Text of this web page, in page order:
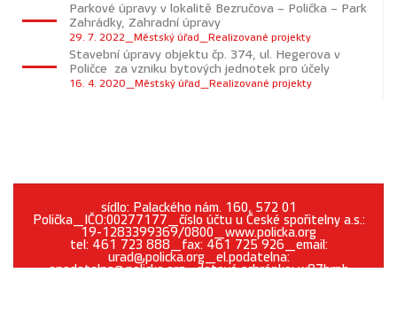
Parkové úpravy v lokalitě Bezručova – Polička – Park
Zahrádky, Zahradní úpravy
29. 7. 2022_Městský úřad_Realizované projekty
Stavební úpravy objektu čp. 374, ul. Hegerova v
Poličce za vzniku bytových jednotek pro účely
16. 4. 2020_Městský úřad_Realizované projekty
sídlo: Palackého nám. 160, 572 01
Polička_IČO:00277177_číslo účtu u České spořitelny a.s.:
19-1283399369/0800_www.policka.org
tel: 461 723 888_fax: 461 725 926_email:
urad@policka.org_el.podatelna:
epodatelna@policka.org_datová schránka: w87brph